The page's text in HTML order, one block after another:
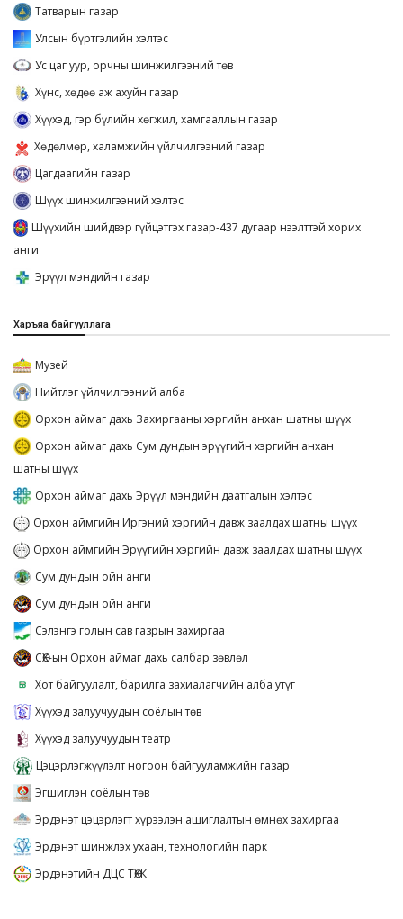
Татварын газар
Улсын бүртгэлийн хэлтэс
Ус цаг уур, орчны шинжилгээний төв
Хүнс, хөдөө аж ахуйн газар
Хүүхэд, гэр бүлийн хөгжил, хамгааллын газар
Хөдөлмөр, халамжийн үйлчилгээний газар
Цагдаагийн газар
Шүүх шинжилгээний хэлтэс
Шүүхийн шийдвэр гүйцэтгэх газар-437 дугаар нээлттэй хорих
анги
Эрүүл мэндийн газар
Харъяа байгууллага
Музей
Нийтлэг үйлчилгээний алба
Орхон аймаг дахь Захиргааны хэргийн анхан шатны шүүх
Орхон аймаг дахь Сум дундын эрүүгийн хэргийн анхан
шатны шүүх
Орхон аймаг дахь Эрүүл мэндийн даатгалын хэлтэс
Орхон аймгийн Иргэний хэргийн давж заалдах шатны шүүх
Орхон аймгийн Эрүүгийн хэргийн давж заалдах шатны шүүх
Сум дундын ойн анги
Сум дундын ойн анги
Сэлэнгэ голын сав газрын захиргаа
СӨХ-ын Орхон аймаг дахь салбар зөвлөл
Хот байгуулалт, барилга захиалагчийн алба утүг
Хүүхэд залуучуудын соёлын төв
Хүүхэд залуучуудын театр
Цэцэрлэгжүүлэлт ногоон байгууламжийн газар
Эгшиглэн соёлын төв
Эрдэнэт цэцэрлэгт хүрээлэн ашиглалтын өмнөх захиргаа
Эрдэнэт шинжлэх ухаан, технологийн парк
Эрдэнэтийн ДЦС ТӨХК